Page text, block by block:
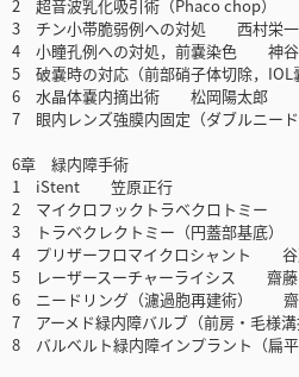
2 超音波乳化吸引術（Phaco chop
3 チン小帯脆弱例への対処 西村栄一
4 小瞳孔例への対処，前嚢染色 神
5 破嚢時の対応（前部硝子体切除，
6 水晶体嚢内摘出術 松岡陽太郎
7 眼内レンズ強膜内固定（ダブルニ
6章 緑内障手術
1 iStent 笠原正行
2 マイクロフックトラベクロトミー
3 トラベクレクトミー（円蓋部基底
4 プリザーフロマイクロシャント 谷
5 レーザースーチャーライシス 齋
6 ニードリング（濾過胞再建術）
7 アーメド緑内障バルブ（前房・毛
8 バルベルト緑内障インプラント（